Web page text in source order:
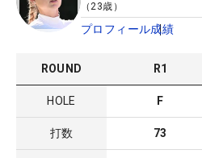
（23歳）
プロフィール成績
ROUND R1
HOLE F
打数 73